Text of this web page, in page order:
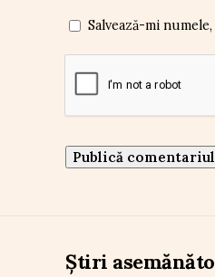
Salvează-mi
Știri